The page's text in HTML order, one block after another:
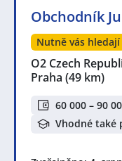
Obchodník
Nutně vás hledají
O2 Czech
Praha (49 km)
60 000 – 90
Vhodné také